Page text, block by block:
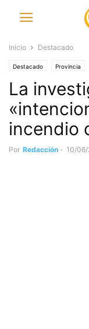
Inicio Destacado
Destacado Provincia
La
incendio
Por Redacción - 10/